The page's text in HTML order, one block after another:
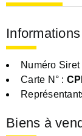
Numéro Siret
Carte N° :
Biens à